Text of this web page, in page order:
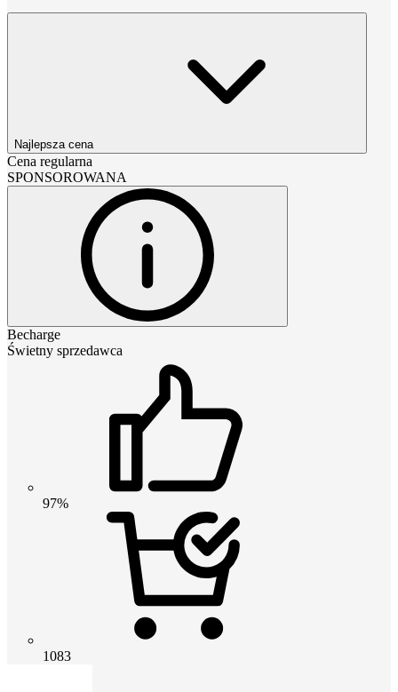
Najlepsza cena
Cena regularna
SPONSOROWANA
Becharge
Świetny sprzedawca
97%
1083